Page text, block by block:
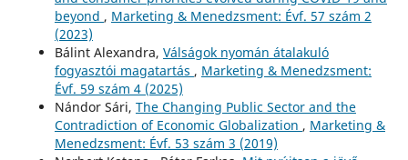
beyond , Marketing & Menedzsment: Évf. 57 szám 2
(2023)
Bálint Alexandra, Válságok nyomán átalakuló
fogyasztói magatartás , Marketing & Menedzsment:
Évf. 59 szám 4 (2025)
Nándor Sári, The Changing Public Sector and the
Contradiction of Economic Globalization , Marketing &
Menedzsment: Évf. 53 szám 3 (2019)